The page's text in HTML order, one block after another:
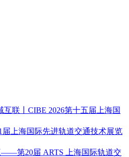
互联丨CIBE 2026第十五届上海国
届上海国际先进轨道交通技术展览
——第20届 ARTS 上海国际轨道交